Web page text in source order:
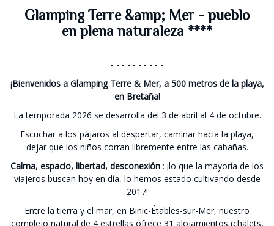
Glamping Terre &amp; Mer - pueblo
en plena naturaleza ****
- - - - - - - - - -
¡Bienvenidos a Glamping Terre & Mer, a 500 metros de la playa,
en Bretaña!
La temporada 2026 se desarrolla del 3 de abril al 4 de octubre.
Escuchar a los pájaros al despertar, caminar hacia la playa,
dejar que los niños corran libremente entre las cabañas.
Calma, espacio, libertad, desconexión : ¡lo que la mayoría de los
viajeros buscan hoy en día, lo hemos estado cultivando desde
2017!
Entre la tierra y el mar, en Binic-Étables-sur-Mer, nuestro
complejo natural de 4 estrellas ofrece 31 alojamientos (chalets,